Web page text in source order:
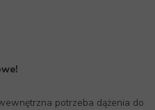
potrzeba dążenia do